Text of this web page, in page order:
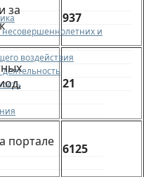
и
воздействия
за
937
21
портале 6125